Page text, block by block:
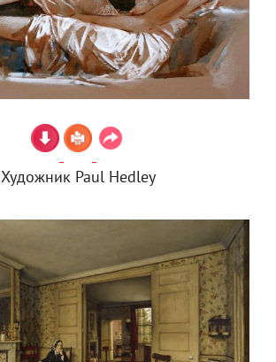
Художник Paul Hedley